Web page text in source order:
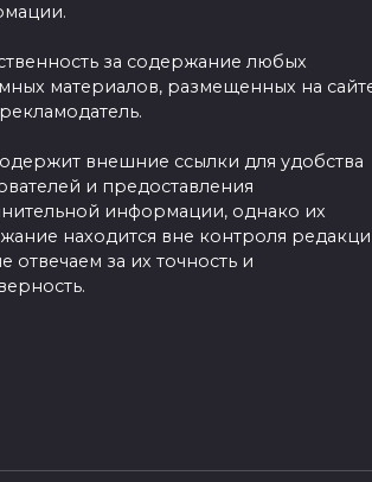
за содержание любых
материалов, размещенных на
внешние ссылки для удобства
и предоставления
информации, однако их
находится вне контроля
отвечаем за их точность и